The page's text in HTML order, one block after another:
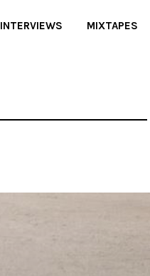
INTERVIEWS MIXTAPES